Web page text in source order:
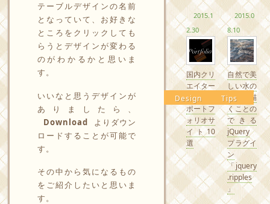
テーブルデザインの名前
となっていて、お好きな
ところをクリックしても
らうとデザインが変わる
のがわかるかと思いま
す。
いいなと思うデザインが
ありましたら、
Download
よりダウン
ロードすることが可能で
す。
その中から気になるもの
をご紹介したいと思いま
す。
2015.1
2.30
Design
国内クリ
エイター
の素敵な
ポートフ
ォリオサ
イト10
選
2015.0
8.10
Tips
自然で美
しい水の
波紋を描
くことの
できる
jQuery
プラグイ
ン
「jquery
.ripples
」